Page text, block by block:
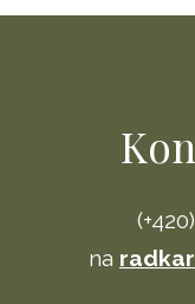
(+420)
na